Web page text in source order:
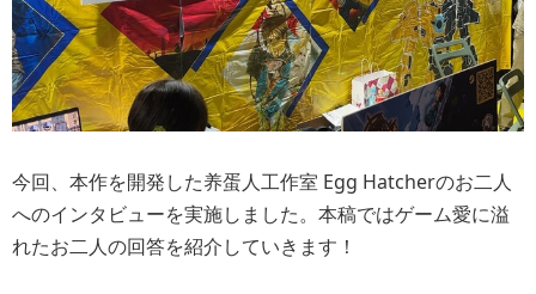
今回、本作を開発した养蛋人工作室 Egg Hatcherのお二人
へのインタビューを実施しました。本稿ではゲーム愛に溢
れたお二人の回答を紹介していきます！